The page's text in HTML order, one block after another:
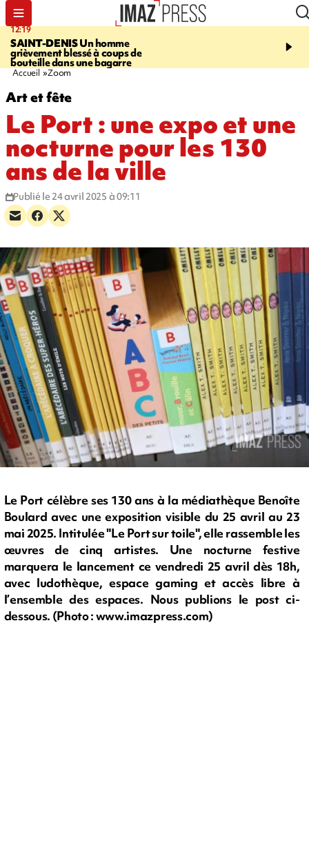
12:19
SAINT-DENISUn homme
grièvement blessé à coups de
bouteille dans une bagarre
20:01
A RETENIR CE SOIR
travail, bagarre à la
Accueil Zoom
Art et fête
Le Port : une expo et une
nocturne pour les 130
ans de la ville
Publié le 24 avril 2025 à 09:11
Le Port célèbre ses 130 ans à la médiathèque Benoîte
Boulard avec une exposition visible du 25 avril au 23
mai 2025. Intitulée "Le Port sur toile", elle rassemble les
œuvres de cinq artistes. Une nocturne festive
marquera le lancement ce vendredi 25 avril dès 18h,
avec ludothèque, espace gaming et accès libre à
l’ensemble des espaces. Nous publions le post ci-
dessous. (Photo : www.imazpress.com)